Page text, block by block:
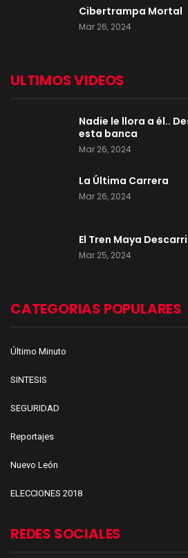
Cibertrampa Mortal
Mar 26, 2024
ULTIMOS VIDEOS
Nadie le llora a él..
esta banca
Mar 26, 2024
La Última Carrera
Mar 26, 2024
El Tren Maya
Mar 25, 2024
CATEGORIAS POPULARES
Último Minuto
SINTESIS
SEGURIDAD
Reportajes
Nuevo León
ELECCIONES 2018
REDES SOCIALES